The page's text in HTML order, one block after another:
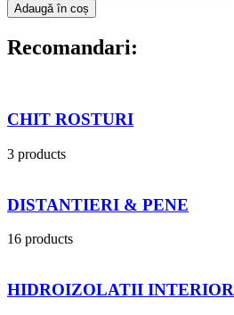
Adaugă în coș
Recomandari:
CHIT ROSTURI
3 products
DISTANTIERI & PENE
16 products
HIDROIZOLATII INTERIOR